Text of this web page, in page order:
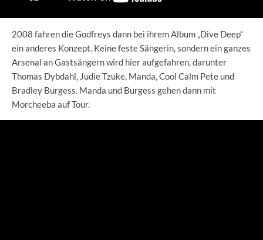
2008 fahren die Godfreys dann bei ihrem Album „Dive Deep“
ein anderes Konzept. Keine feste Sängerin, sondern ein ganzes
Arsenal an Gastsängern wird hier aufgefahren, darunter
Thomas Dybdahl, Judie Tzuke, Manda, Cool Calm Pete und
Bradley Burgess. Manda und Burgess gehen dann mit
Morcheeba auf Tour.